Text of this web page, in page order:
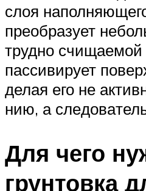
слоя
пре­об­ра­зу­ет
труд­но
пас­си­ви­ру­ет
делая его не
нию, а
Для чего
грунтовка